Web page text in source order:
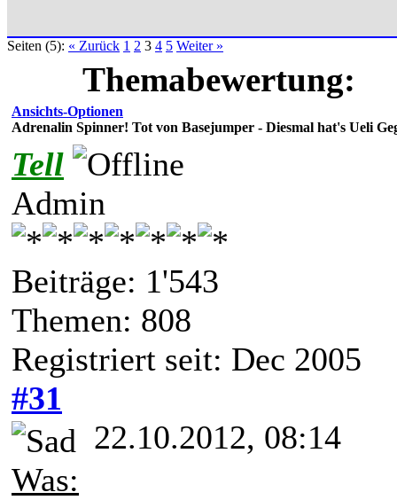
Seiten (5): « Zurück 1 2 3 4 5 Weiter »
Themabewertung:
Ansichts-Optionen
Adrenalin Spinner! Tot von Basejumper - Diesmal hat's Ueli
Tell
Admin
Beiträge: 1'543
Themen: 808
Registriert seit: Dec 2005
#31
22.10.2012, 08:14
Was: